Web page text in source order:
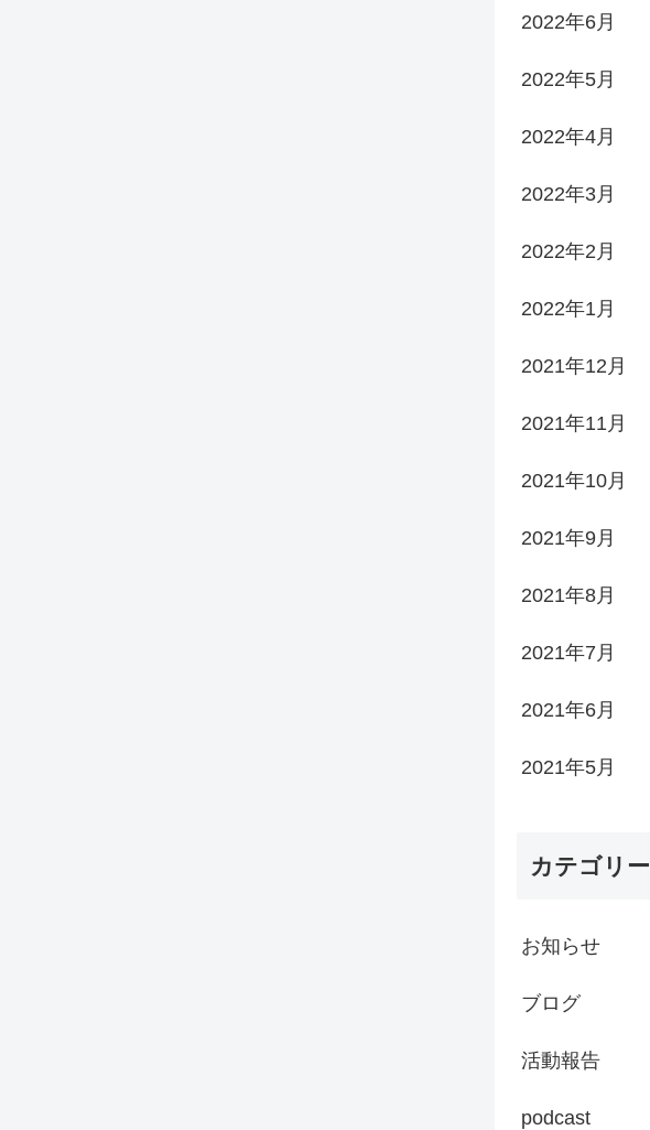
2022年6月
2022年5月
2022年4月
2022年3月
2022年2月
2022年1月
2021年12月
2021年11月
2021年10月
2021年9月
2021年8月
2021年7月
2021年6月
2021年5月
カテゴリー
お知らせ
ブログ
活動報告
podcast